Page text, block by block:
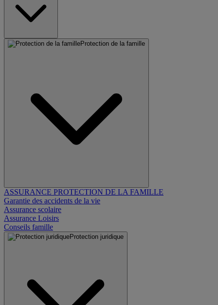
Protection de la famille
ASSURANCE PROTECTION DE LA FAMILLE
Garantie des accidents de la vie
Assurance scolaire
Assurance Loisirs
Conseils famille
Protection juridique